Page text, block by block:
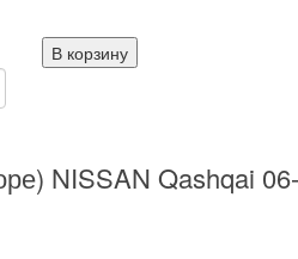
В корзину
NISSAN Qashqai